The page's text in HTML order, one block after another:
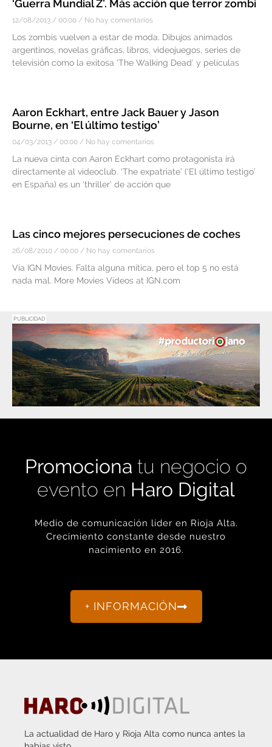
‘Guerra Mundial Z’. Más acción que terror zombi
12/08/2013 00:00 No hay comentarios
Los zombis vuelven a estar de moda. Dibujos animados
argentinos, novelas gráficas, libros, videojuegos, series de
televisión como la exitosa ‘The Walking Dead’ y películas
Aaron Eckhart, entre Jack Bauer y Jason
Bourne, en ‘El último testigo’
04/03/2013 00:00 No hay comentarios
La nueva cinta con Aaron Eckhart como protagonista irá
directamente al videoclub. ‘The expatriate’ (‘El último testigo’
en España) es un ‘thriller’ de acción que
Las cinco mejores persecuciones de coches
26/08/2010 00:00 No hay comentarios
Vía IGN Movies. Falta alguna mítica, pero el top 5 no está
nada mal. More Movies Videos at IGN.com
PUBLICIDAD
Promociona tu negocio o
evento en Haro Digital
Medio de comunicación líder en Rioja Alta.
Crecimiento constante desde nuestro
nacimiento en 2016.
+ INFORMACIÓN
La actualidad de Haro y Rioja Alta como nunca antes la